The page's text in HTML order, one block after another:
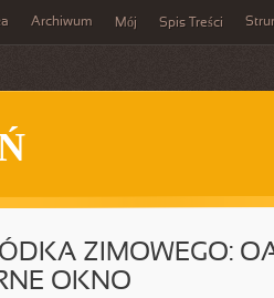
Archiwum Mój Spis Treści
ZIMOWEGO:
OKNO